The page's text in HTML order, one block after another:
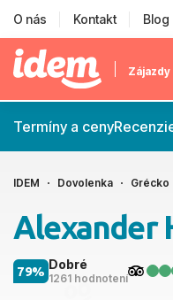
O nás Kontakt Blog
Zájazdy
Termíny a ceny
IDEM Dovolenka Grécko
Alexander
Dobré
1261 hodnotení
79%